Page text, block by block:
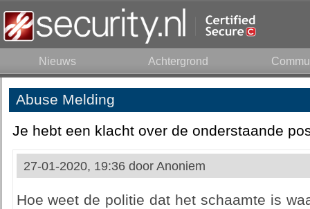
Nieuws Achtergrond
Abuse Melding
Je hebt een klacht over de onderstaande
27-01-2020, 19:36 door Anoniem
Hoe weet de politie dat het schaamte is